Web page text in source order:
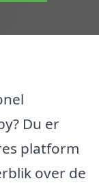
Du er
platform
over de